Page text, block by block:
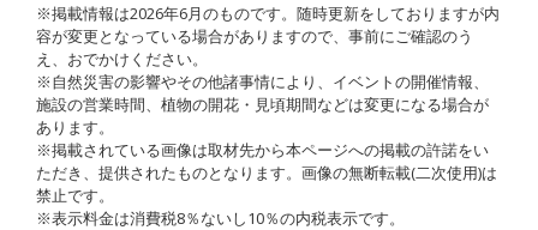
※掲載情報は2026年6月のものです。随時更新をしておりますが内
容が変更となっている場合がありますので、事前にご確認のう
え、おでかけください。
※自然災害の影響やその他諸事情により、イベントの開催情報、
施設の営業時間、植物の開花・見頃期間などは変更になる場合が
あります。
※掲載されている画像は取材先から本ページへの掲載の許諾をい
ただき、提供されたものとなります。画像の無断転載(二次使用)は
禁止です。
※表示料金は消費税8％ないし10％の内税表示です。